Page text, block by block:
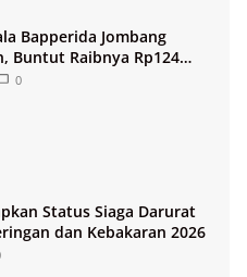
Bapperida Jombang
Buntut Raibnya Rp124
Sejahtera
0
Status Siaga Darurat
dan Kebakaran 2026